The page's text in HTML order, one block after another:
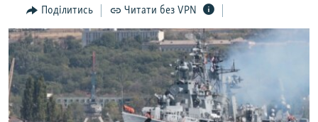
Перейти
до
пошуку
ПОГЛЯД
ІНТЕРВ'Ю
ВСЕ ЗА ДЕНЬ
СПЕЦПРОЕКТИ
ДЕПОРТАЦІЯ
ЯК ОБІЙТИ БЛОКУВАННЯ
Поділитись Читати без VPN